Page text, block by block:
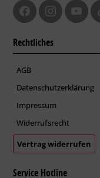
Rechtliches
AGB
Datenschutzerklärung
Impressum
Widerrufsrecht
Vertrag widerrufen
Service Hotline